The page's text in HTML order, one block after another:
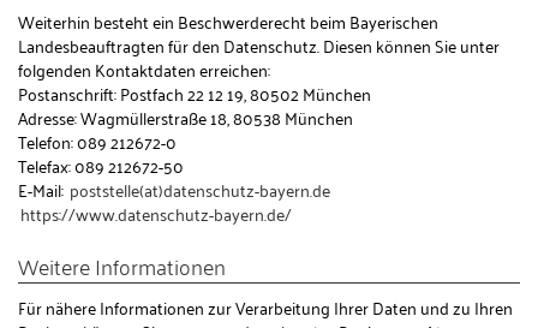
Weiterhin besteht ein Beschwerderecht beim Bayerischen
Landesbeauftragten für den Datenschutz. Diesen können Sie unter
folgenden Kontaktdaten erreichen:
Postanschrift: Postfach 22 12 19, 80502 München
Adresse: Wagmüllerstraße 18, 80538 München
Telefon: 089 212672-0
Telefax: 089 212672-50
E-Mail: poststelle(at)datenschutz-bayern.de
https://www.datenschutz-bayern.de/
Weitere Informationen
Für nähere Informationen zur Verarbeitung Ihrer Daten und zu Ihren